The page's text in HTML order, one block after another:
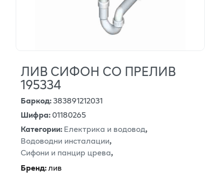
ЛИВ СИФОН СО ПРЕЛИВ
195334
Баркод:383891212031
Шифра:01180265
Категории:Електрика и водовод,
Водоводни инсталации,
Сифони и панцир црева,
Бренд:лив